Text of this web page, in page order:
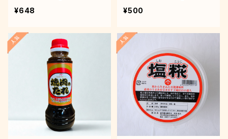
¥648
¥500